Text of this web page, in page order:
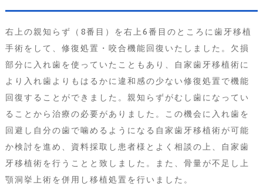
右上の親知らず（8番目）を右上6番目のところに歯牙移植
手術をして、修復処置・咬合機能回復いたしました。欠損
部分に入れ歯を使っていたこともあり、自家歯牙移植術に
より入れ歯よりもはるかに違和感の少ない修復処置で機能
回復することができました。親知らずがむし歯になってい
ることから治療の必要がありました。この機会に入れ歯を
回避し自分の歯で噛めるようになる自家歯牙移植術が可能
か検討を進め、資料採取し患者様とよく相談の上、自家歯
牙移植術を行うことと致しました。また、骨量が不足し上
顎洞挙上術を併用し移植処置を行いました。